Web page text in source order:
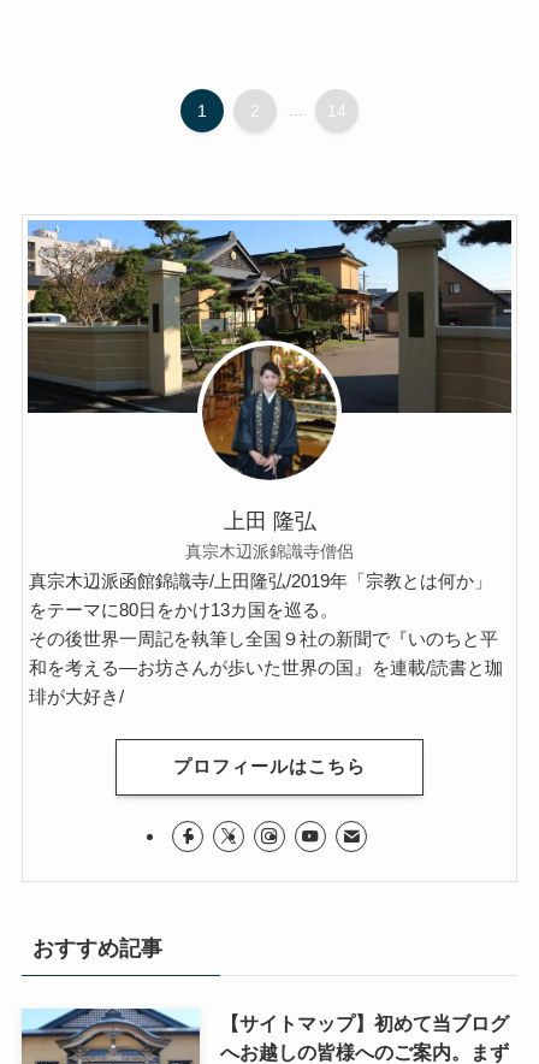
光の画家フェルメールと科学革命
クラシック・西洋美術から見るヨーロッパ
夢の国ディズニーランド研究
その他おすすめ本
タンザニア・トルコ編
イスラエル編
ポーランド編
チェコ・オーストリア編
ボスニア・クロアチア編
イタリア・バチカン編
キューバ編
1 2 14
上田 隆弘
真宗木辺派錦識寺僧侶
真宗木辺派函館錦識寺/上田隆弘/2019年「宗教とは何か」
をテーマに80日をかけ13カ国を巡る。
その後世界一周記を執筆し全国９社の新聞で『いのちと平
和を考える―お坊さんが歩いた世界の国』を連載/読書と珈
琲が大好き/
プロフィールはこちら
おすすめ記事
【サイトマップ】初めて当ブログ
へお越しの皆様へのご案内。まず